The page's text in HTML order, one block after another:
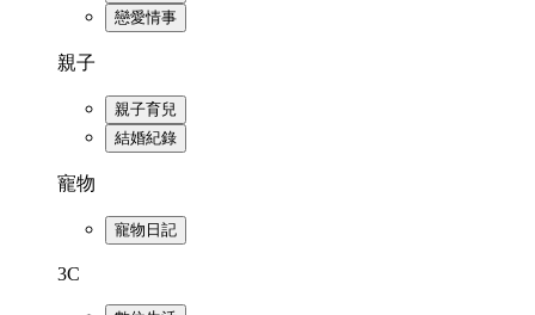
戀愛情事
親子
親子育兒
結婚紀錄
寵物
寵物日記
3C